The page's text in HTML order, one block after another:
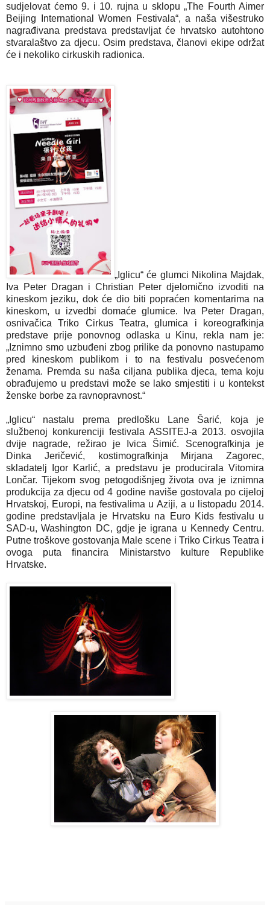
sudjelovat ćemo 9. i 10. rujna u sklopu „The Fourth Aimer
Beijing International Women Festivala“, a naša višestruko
nagrađivana predstava predstavljat će hrvatsko autohtono
stvaralaštvo za djecu. Osim predstava, članovi ekipe održat
će i nekoliko cirkuskih radionica.
„Iglicu“ će glumci Nikolina Majdak,
Iva Peter Dragan i Christian Peter djelomično izvoditi na
kineskom jeziku, dok će dio biti popraćen komentarima na
kineskom, u izvedbi domaće glumice. Iva Peter Dragan,
osnivačica Triko Cirkus Teatra, glumica i koreografkinja
predstave prije ponovnog odlaska u Kinu, rekla nam je:
„Iznimno smo uzbuđeni zbog prilike da ponovno nastupamo
pred kineskom publikom i to na festivalu posvećenom
ženama. Premda su naša ciljana publika djeca, tema koju
obrađujemo u predstavi može se lako smjestiti i u kontekst
ženske borbe za ravnopravnost.“
„Iglicu“ nastalu prema predlošku Lane Šarić, koja je
službenoj konkurenciji festivala ASSITEJ-a 2013. osvojila
dvije nagrade, režirao je Ivica Šimić. Scenografkinja je
Dinka Jeričević, kostimografkinja Mirjana Zagorec,
skladatelj Igor Karlić, a predstavu je producirala Vitomira
Lončar. Tijekom svog petogodišnjeg života ova je iznimna
produkcija za djecu od 4 godine naviše gostovala po cijeloj
Hrvatskoj, Europi, na festivalima u Aziji, a u listopadu 2014.
godine predstavljala je Hrvatsku na Euro Kids festivalu u
SAD-u, Washington DC, gdje je igrana u Kennedy Centru.
Putne troškove gostovanja Male scene i Triko Cirkus Teatra i
ovoga puta financira Ministarstvo kulture Republike
Hrvatske.